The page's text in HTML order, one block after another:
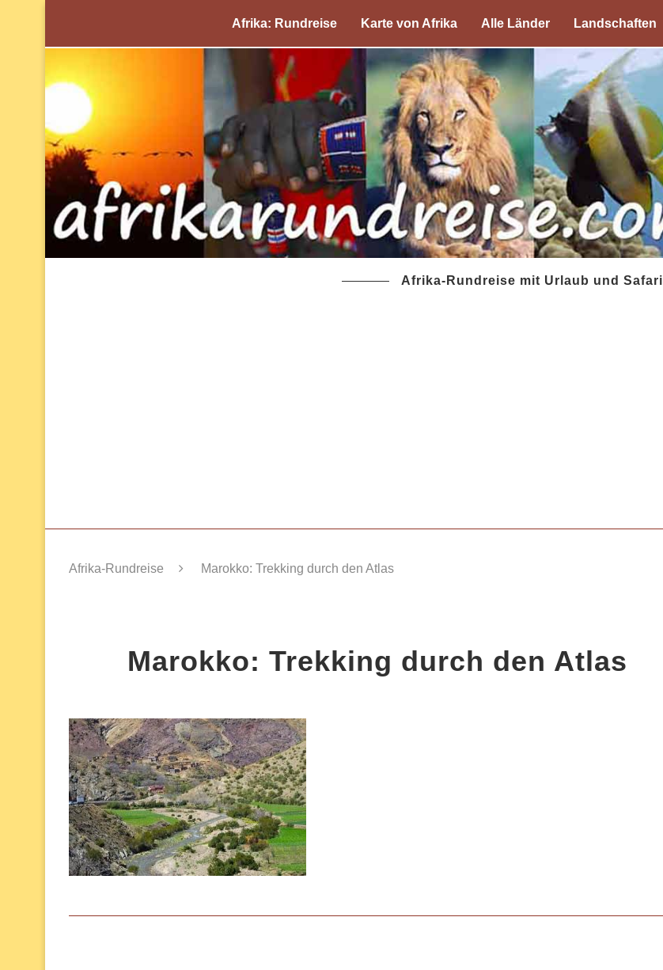
Afrika: Rundreise Karte von Afrika Alle Länder Landschaften
Afrika-Rundreise mit Urlaub und Safari
Afrika-Rundreise Marokko: Trekking durch den Atlas
Marokko: Trekking durch den Atlas